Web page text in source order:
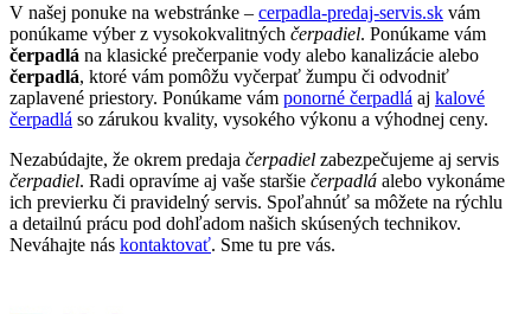
V našej ponuke na webstránke – cerpadla-predaj-servis.sk vám
ponúkame výber z vysokokvalitných čerpadiel. Ponúkame vám
čerpadlá na klasické prečerpanie vody alebo kanalizácie alebo
čerpadlá, ktoré vám pomôžu vyčerpať žumpu či odvodniť
zaplavené priestory. Ponúkame vám ponorné čerpadlá aj kalové
čerpadlá so zárukou kvality, vysokého výkonu a výhodnej ceny.
Nezabúdajte, že okrem predaja čerpadiel zabezpečujeme aj servis
čerpadiel. Radi opravíme aj vaše staršie čerpadlá alebo vykonáme
ich previerku či pravidelný servis. Spoľahnúť sa môžete na rýchlu
a detailnú prácu pod dohľadom našich skúsených technikov.
Neváhajte nás kontaktovať. Sme tu pre vás.